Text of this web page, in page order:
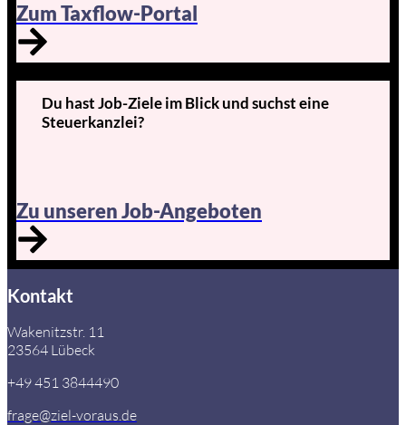
Zum Taxflow-Portal
Du hast Job-Ziele im Blick und suchst eine
Steuerkanzlei?
Zu unseren Job-Angeboten
Kontakt
Wakenitzstr. 11
23564 Lübeck
+49 451 3844490
frage@ziel-voraus.de